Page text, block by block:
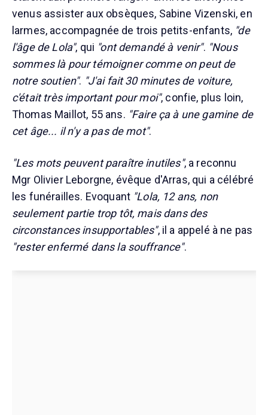
venus assister aux obsèques, Sabine Vizenski, en
larmes, accompagnée de trois petits-enfants, "de
l'âge de Lola", qui "ont demandé à venir". "Nous
sommes là pour témoigner comme on peut de
notre soutien". "J'ai fait 30 minutes de voiture,
c'était très important pour moi", confie, plus loin,
Thomas Maillot, 55 ans. "Faire ça à une gamine de
cet âge... il n'y a pas de mot".
"Les mots peuvent paraître inutiles", a reconnu
Mgr Olivier Leborgne, évêque d'Arras, qui a célébré
les funérailles. Evoquant "Lola, 12 ans, non
seulement partie trop tôt, mais dans des
circonstances insupportables", il a appelé à ne pas
"rester enfermé dans la souffrance".